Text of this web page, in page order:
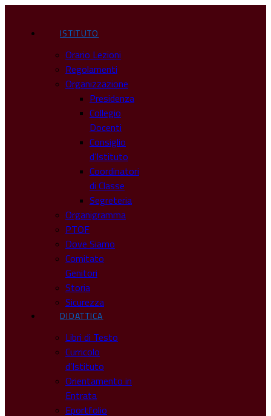
ISTITUTO
Orario Lezioni
Regolamenti
Organizzazione
Presidenza
Collegio
Docenti
Consiglio
d’Istituto
Coordinatori
di Classe
Segreteria
Organigramma
PTOF
Dove Siamo
Comitato
Genitori
Storia
Sicurezza
DIDATTICA
Libri di Testo
Curricolo
d’Istituto
Orientamento in
Entrata
Eportfolio